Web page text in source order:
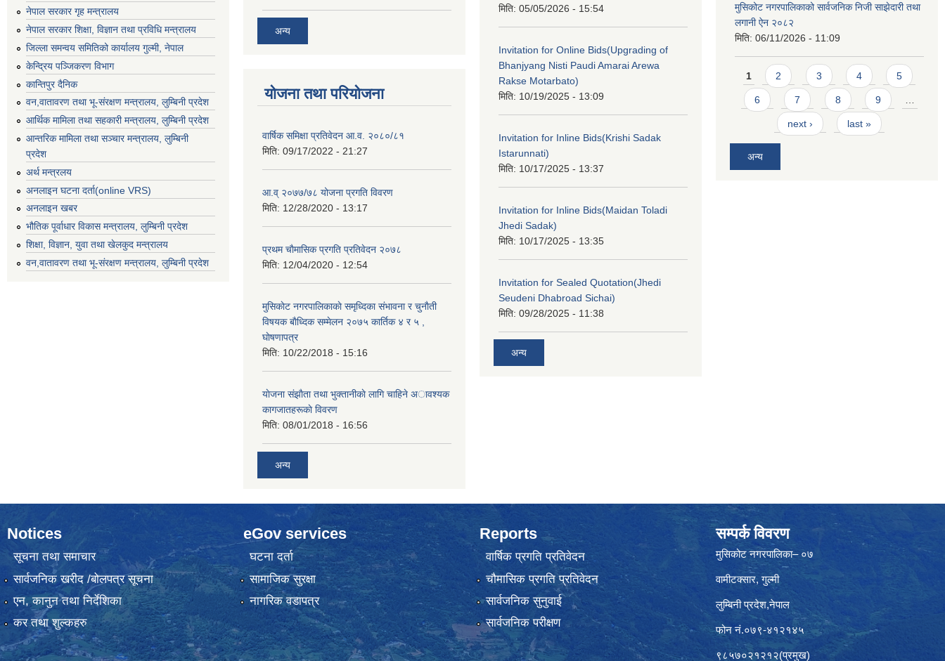
नेपाल सरकार गृह मन्त्रालय
नेपाल सरकार शिक्षा, विज्ञान तथा प्रविधि मन्त्रालय
जिल्ला समन्वय समितिको कार्यालय गुल्मी, नेपाल
केन्द्रिय पञ्जिकरण विभाग
कान्तिपुर दैनिक
वन,वातावरण तथा भू-संरक्षण मन्त्रालय, लुम्बिनी प्रदेश
आर्थिक मामिला तथा सहकारी मन्त्रालय, लुम्बिनी प्रदेश
आन्तरिक मामिला तथा सञ्चार मन्त्रालय, लुम्बिनी
प्रदेश
अर्थ मन्त्रलय
अनलाइन घटना दर्ता(online VRS)
अनलाइन खबर
भौतिक पूर्वाधार विकास मन्त्रालय, लुम्बिनी प्रदेश
शिक्षा, विज्ञान, युवा तथा खेलकुद मन्‍‍त्रालय
वन,वातावरण तथा भू-संरक्षण मन्त्रालय, लुम्बिनी प्रदेश
अन्य
योजना तथा परियोजना
वार्षिक समिक्षा प्रतिवेदन आ.व. २०८०/८१
मिति: 09/17/2022 - 21:27
आ.व् २०७७/७८ योजना प्रगति विवरण
मिति: 12/28/2020 - 13:17
प्रथम चाैमासिक प्रगति प्रतिवेदन २०७८
मिति: 12/04/2020 - 12:54
मुसिकाेट नगरपालिकाकाे समृध्दिका संभावना र चुनाैती
विषयक बाैध्दिक सम्मेलन २०७५ कार्तिक ४ र ५ ,
घाेषणापत्र
मिति: 10/22/2018 - 15:16
याेजना संझाैता तथा भुक्तानीकाे लागि चाहिने अावश्यक
कागजातहरूकाे विवरण
मिति: 08/01/2018 - 16:56
अन्य
मिति: 05/05/2026 - 15:54
Invitation for Online Bids(Upgrading of
Bhanjyang Nisti Paudi Amarai Arewa
Rakse Motarbato)
मिति: 10/19/2025 - 13:09
Invitation for Inline Bids(Krishi Sadak
Istarunnati)
मिति: 10/17/2025 - 13:37
Invitation for Inline Bids(Maidan Toladi
Jhedi Sadak)
मिति: 10/17/2025 - 13:35
Invitation for Sealed Quotation(Jhedi
Seudeni Dhabroad Sichai)
मिति: 09/28/2025 - 11:38
अन्य
मुसिकोट नगरपालिकाको सार्वजनिक निजी साझेदारी तथा
लगानी ऐन २०८२
मिति: 06/11/2026 - 11:09
Pages
1 2 3 4 5
6 7 8 9 …
next › last »
अन्य
Notices
सूचना तथा समाचार
सार्वजनिक खरीद /बोलपत्र सूचना
एन, कानुन तथा निर्देशिका
कर तथा शुल्कहरु
eGov services
घटना दर्ता
सामाजिक सुरक्षा
नागरिक वडापत्र
Reports
वार्षिक प्रगति प्रतिवेदन
चौमासिक प्रगति प्रतिवेदन
सार्वजनिक सुनुवाई
सार्वजनिक परीक्षण
सम्पर्क विवरण
मुसिकोट नगरपालिका– ०७
वामीटक्सार, गुल्मी
लुम्बिनी प्रदेश,नेपाल
फोन नं.०७९-४१२१४५
९८५७०२१२१२(प्रमुख)